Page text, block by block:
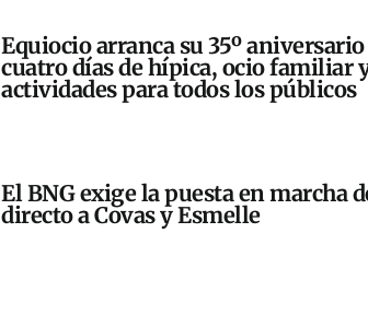
Equiocio arranca su 35º
cuatro días de hípica, ocio familiar
actividades para todos los públicos
El BNG exige la puesta en marcha
directo a Covas y Esmelle